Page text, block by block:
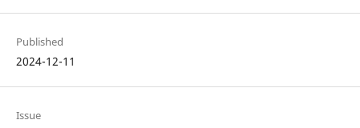
Published
2024-12-11
Issue